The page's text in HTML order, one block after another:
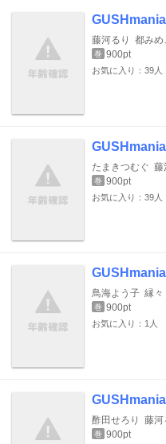
藤河るり 都みめ
巻 900pt
お気に入り：39人
たまきつむぐ 藤
巻 900pt
お気に入り：39人
鳥海よう子 縁々
巻 900pt
お気に入り：1人
酢田せろり 藤河
巻 900pt